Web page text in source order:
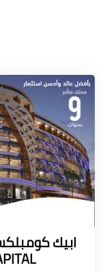
ابيك